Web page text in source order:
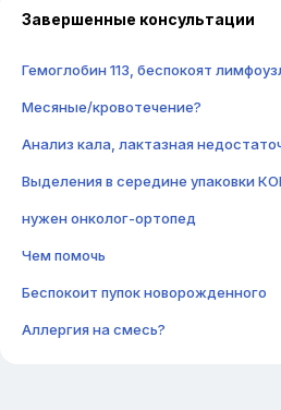
Завершенные консультации
Гемоглобин 113, беспокоят
Месяные/кровотечение?
Анализ кала, лактазная
Выделения в середине упаковки
нужен онколог-ортопед
Чем помочь
Беспокоит пупок новорожденного
Аллергия на смесь?